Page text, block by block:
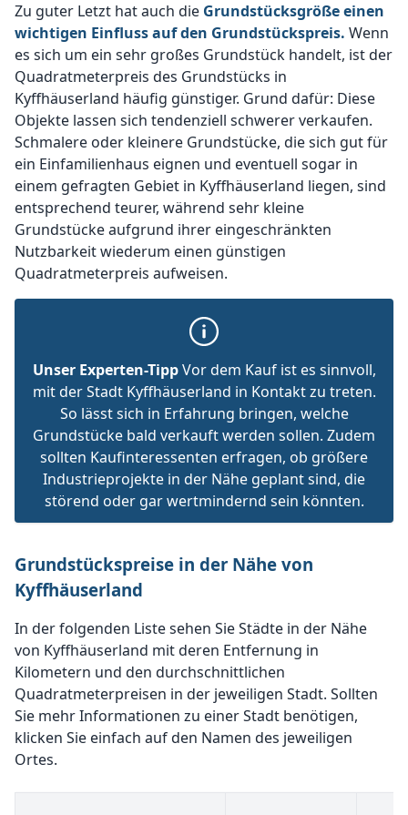
Zu guter Letzt hat auch die Grundstücksgröße einen
wichtigen Einfluss auf den Grundstückspreis. Wenn
es sich um ein sehr großes Grundstück handelt, ist der
Quadratmeterpreis des Grundstücks in
Kyffhäuserland häufig günstiger. Grund dafür: Diese
Objekte lassen sich tendenziell schwerer verkaufen.
Schmalere oder kleinere Grundstücke, die sich gut für
ein Einfamilienhaus eignen und eventuell sogar in
einem gefragten Gebiet in Kyffhäuserland liegen, sind
entsprechend teurer, während sehr kleine
Grundstücke aufgrund ihrer eingeschränkten
Nutzbarkeit wiederum einen günstigen
Quadratmeterpreis aufweisen.
Unser Experten-TippVor dem Kauf ist es sinnvoll,
mit der Stadt Kyffhäuserland in Kontakt zu treten.
So lässt sich in Erfahrung bringen, welche
Grundstücke bald verkauft werden sollen. Zudem
sollten Kaufinteressenten erfragen, ob größere
Industrieprojekte in der Nähe geplant sind, die
störend oder gar wertmindernd sein könnten.
Grundstückspreise in der Nähe von
Kyffhäuserland
In der folgenden Liste sehen Sie Städte in der Nähe
von Kyffhäuserland mit deren Entfernung in
Kilometern und den durchschnittlichen
Quadratmeterpreisen in der jeweiligen Stadt. Sollten
Sie mehr Informationen zu einer Stadt benötigen,
klicken Sie einfach auf den Namen des jeweiligen
Ortes.